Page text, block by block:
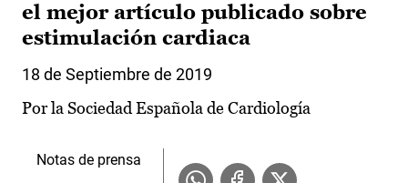
el mejor artículo publicado sobre
estimulación cardiaca
18 de Septiembre de 2019
Por la Sociedad Española de Cardiología
Notas de prensa